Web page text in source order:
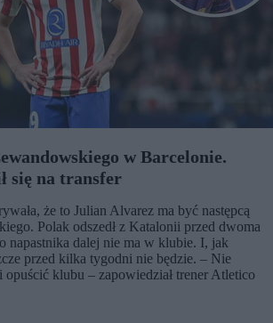
w Barcelonie.
się na transfer
że to Julian Alvarez ma być następcą
Polak odszedł z Katalonii przed dwoma
napastnika dalej nie ma w klubie. I, jak
przed kilka tygodni nie będzie. – Nie
klubu – zapowiedział trener Atletico